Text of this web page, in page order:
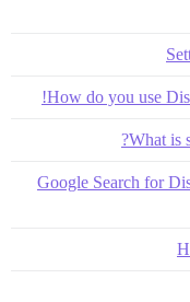
How do you use
What is
Google Search for